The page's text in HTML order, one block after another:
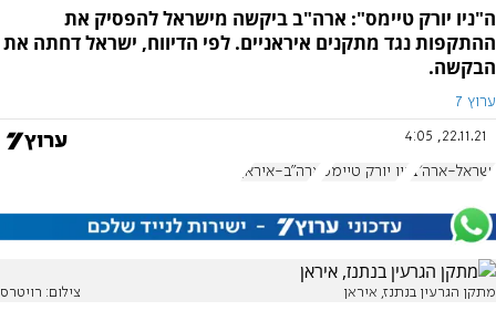
ה"ניו יורק טיימס": ארה"ב ביקשה מישראל להפסיק את
ההתקפות נגד מתקנים איראניים. לפי הדיווח, ישראל דחתה את
הבקשה.
ערוץ 7
22.11.21, 4:05
ישראל-ארה"ב ניו יורק טיימס ארה"ב-איראן
מתקן הגרעין בנתנז, איראן צילום: רויטרס